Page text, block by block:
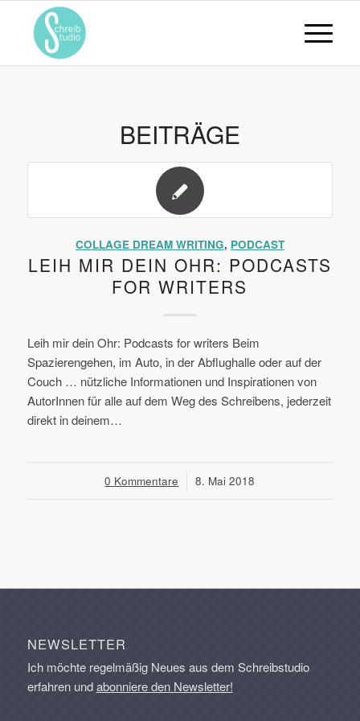
BEITRÄGE
COLLAGE DREAM WRITING, PODCAST
LEIH MIR DEIN OHR: PODCASTS
FOR WRITERS
Leih mir dein Ohr: Podcasts for writers Beim
Spazierengehen, im Auto, in der Abflughalle oder auf der
Couch … nützliche Informationen und Inspirationen von
AutorInnen für alle auf dem Weg des Schreibens, jederzeit
direkt in deinem…
0 Kommentare
/ 8. Mai 2018
NEWSLETTER
Ich möchte regelmäßig Neues aus dem Schreibstudio
erfahren undabonniere den Newsletter!